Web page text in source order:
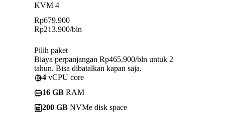
KVM 4
Rp679.900
Rp213.900/bln
Pilih paket
Biaya perpanjangan Rp465.900/bln untuk 2
tahun. Bisa dibatalkan kapan saja.
4 vCPU core
16 GB RAM
200 GB NVMe disk space